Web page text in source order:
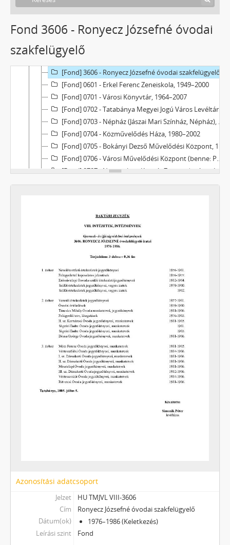
Fond 3606 - Ronyecz Józsefné óvodai
szakfelügyelő
[Fond] 3602 - Kossuth Lajos Óvoda, 1980–1991
[Fond] 3603 - Erőmű-lakótelepi Óvoda (Arany János Óvoda részlege), 1969–2005
[Fond] 3604 - I. sz. Óvoda, 1981–1985
[Fond] 3605 - II. sz. Óvoda, 1957
[Fond] 3606 - Ronyecz Józsefné óvodai szakfelügyelő, 1976–1986
[Fond] 0601 - Erkel Ferenc Zeneiskola, 1949–2000
[Fond] 0701 - Városi Könyvtár, 1964–2007
[Fond] 0702 - Tatabánya Megyei Jogú Város Levéltára, 1991–2023
[Fond] 0703 - Népház (Jászai Mari Színház, Népház), 1917–2010
[Fond] 0704 - Közművelődés Háza, 1980–2002
[Fond] 0705 - Bokányi Dezső Művelődési Központ, 1977–1987
[Fond] 0706 - Városi Művelődési Központ (benne: Puskin Művelődési Központ), 1975–1995
[Fond] 0707 - Nemzetközi Kreatív Zenepedagógiai Intézet, 1993–2000
[Fond] 0708 - Tatabányai Közösségi Televízió, 1984–2010
[fondfőcsoport] X - Egyesületek, 1896 - 2023
[fondfőcsoport] XIII - Családok, 1886 - 2017
[fondfőcsoport] XIV - Személyek, 1895 - 2006
[fondfőcsoport] XV - Gyűjtemények, 1223 - 2024
[fondfőcsoport] XVII - Néphatalmi és különleges feladatokra létrejött bizottságok, 1945 - 1949
[fondfőcsoport] XXIII - Tanácsok, 1946 - 2002
[fondfőcsoport] XXIV - Az államigazgatás területi szervei, 1899 - 2002
[fondfőcsoport] XXIX - Vállalatok, 1896 - 2004
[fondfőcsoport] XXXIII - Külön intézkedéssel levéltárba utalt iratok, 1895 - 2014
[fondfőcsoport] XXXVII - MJV önkormányzatok, 1990 - 2012
Azonosítási adatcsoport
Jelzet
HU TMJVL VIII-3606
Cím
Ronyecz Józsefné óvodai szakfelügyelő
Dátum(ok)
1976–1986 (Keletkezés)
Leírási szint
Fond